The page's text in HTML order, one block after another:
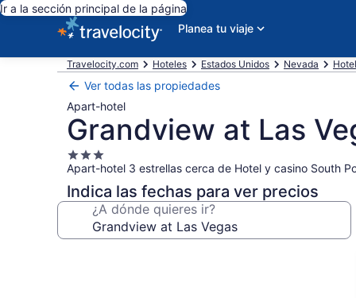
Ir a la sección principal de la página
Planea tu viaje
Travelocity.com Hoteles Estados Unidos Nevada
Ver todas las propiedades
Apart-hotel
Grandview at Las
Propiedad
de
3.0
estrellas
Apart-hotel 3 estrellas cerca de Hotel y casino South
Indica las fechas para ver precios
¿A dónde quieres ir?